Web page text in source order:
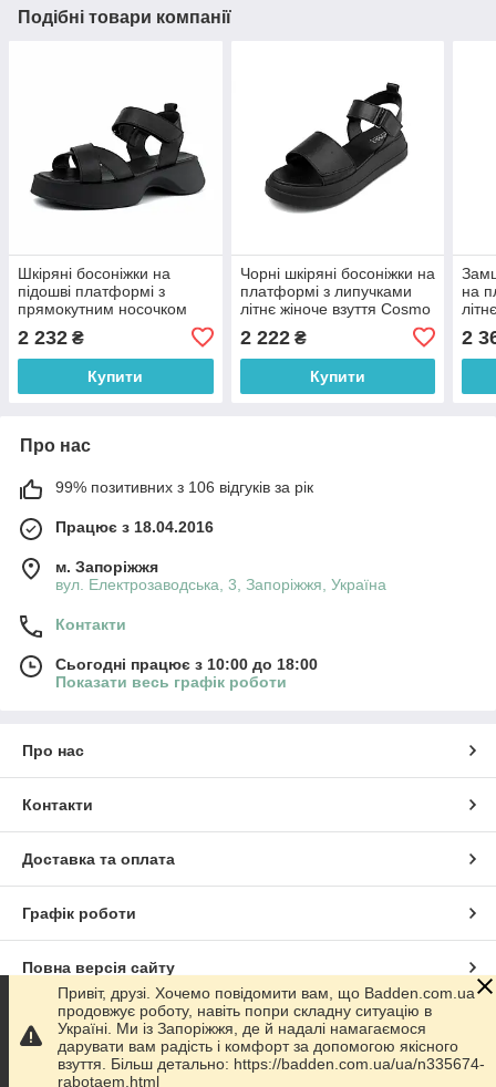
Подібні товари компанії
Шкіряні босоніжки на
підошві платформі з
прямокутним носочком
чорні літнє жіноче взуття
Cosmo Petalli SQX Plat
Black
2 232 ₴
Купити
Чорні шкіряні босоніжки на
платформі з липучками
літнє жіноче взуття Cosmo
2 222₴
Купити
на
2
Про нас
99% позитивних з 106 відгуків за рік
Працює з 18.04.2016
м. Запоріжжя
вул. Електрозаводська, 3, Запоріжжя, Україна
Контакти
Сьогодні працює з 10:00 до 18:00
Показати весь графік роботи
Про нас
Контакти
Доставка та оплата
Графік роботи
Повна версія сайту
Сайт створено на маркетплейсіProm.ua
Політика конфіденційності
Привіт, друзі. Хочемо повідомити вам, що Badden.com.ua
продовжує роботу, навіть попри складну ситуацію в
Україні. Ми із Запоріжжя, де й надалі намагаємося
дарувати вам радість і комфорт за допомогою якісного
взуття. Більш детально: https://badden.com.ua/ua/n335674-
rabotaem.html